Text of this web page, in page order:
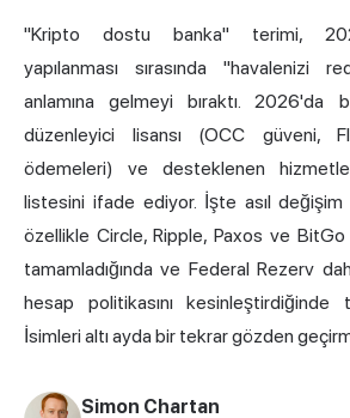
"Kripto dostu banka" terimi,
yapılanması sırasında "havalenizi
anlamına gelmeyi bıraktı.
düzenleyici lisansı (OCC güveni,
ödemeleri) ve desteklenen
listesini ifade ediyor. İşte asıl değişim
özellikle Circle, Ripple, Paxos ve
tamamladığında ve Federal Rezerv
hesap politikasını kesinleştirdiğinde
İsimleri altı ayda bir tekrar gözden
Simon Chartan